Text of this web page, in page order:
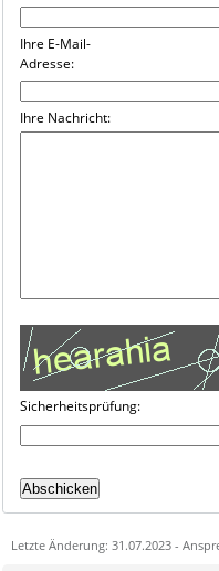
Ihre E-Mail-
Adresse:
Ihre Nachricht:
Sicherheitsprüfung:
Letzte Änderung: 31.07.2023 -